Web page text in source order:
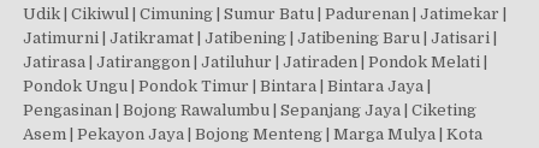
Udik | Cikiwul | Cimuning | Sumur Batu | Padurenan | Jatimekar |
Jatimurni | Jatikramat | Jatibening | Jatibening Baru | Jatisari |
Jatirasa | Jatiranggon | Jatiluhur | Jatiraden | Pondok Melati |
Pondok Ungu | Pondok Timur | Bintara | Bintara Jaya |
Pengasinan | Bojong Rawalumbu | Sepanjang Jaya | Ciketing
Asem | Pekayon Jaya | Bojong Menteng | Marga Mulya | Kota